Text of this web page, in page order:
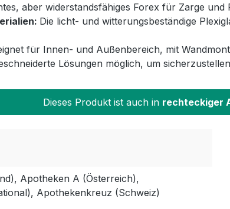
aber widerstandsfähiges Forex für Zarge und
Die licht- und witterungsbeständige
für Innen- und Außenbereich, mit
Lösungen möglich, um
Dieses Produkt ist auch in rechteckiger
Apotheken A (Österreich),
Apothekenkreuz (Schweiz)